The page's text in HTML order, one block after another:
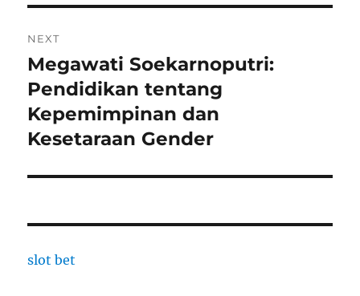
NEXT
Next
post:
Megawati Soekarnoputri:
Pendidikan tentang
Kepemimpinan dan
Kesetaraan Gender
slot bet